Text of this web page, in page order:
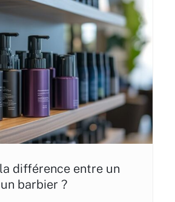
différence entre un
barbier ?